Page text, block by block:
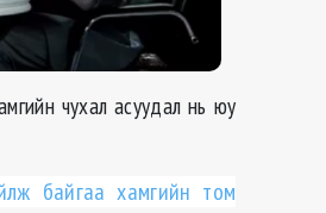
чухал асуудал нь юу
байгаа хамгийн том